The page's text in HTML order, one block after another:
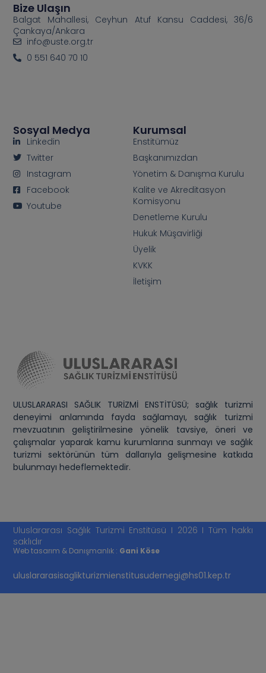
ULUSLARARASI SAĞLIK TURİZMİ ENSTİTÜSÜ; sağlık turizmi
deneyimi anlamında fayda sağlamayı, sağlık turizmi
mevzuatının geliştirilmesine yönelik tavsiye, öneri ve
çalışmalar yaparak kamu kurumlarına sunmayı ve sağlık
turizmi sektörünün tüm dallarıyla gelişmesine katkıda
bulunmayı hedeflemektedir.
Kurumsal
Enstitümüz
Başkanımızdan
Yönetim & Danışma Kurulu
Kalite ve Akreditasyon
Komisyonu
Denetleme Kurulu
Hukuk Müşavirliği
Üyelik
KVKK
İletişim
Sosyal Medya
Linkedin
Twitter
Instagram
Facebook
Youtube
Bize Ulaşın
Balgat Mahallesi, Ceyhun Atuf Kansu Caddesi, 36/6
Çankaya/Ankara
info@uste.org.tr
0 551 640 70 10
Uluslararası Sağlık Turizmi Enstitüsü I 2026 I Tüm hakkı
saklıdır
Web tasarım & Danışmanlık : Gani Köse
uluslararasisaglikturizmienstitusudernegi@hs01.kep.tr